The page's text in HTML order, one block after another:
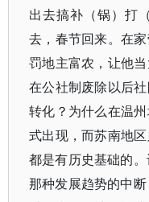
出去搞补（锅）打
去，春节回来。在
罚地主富农，让他
在公社制废除以后
转化？为什么在温
式出现，而苏南地
都是有历史基础的
那种发展趋势的中